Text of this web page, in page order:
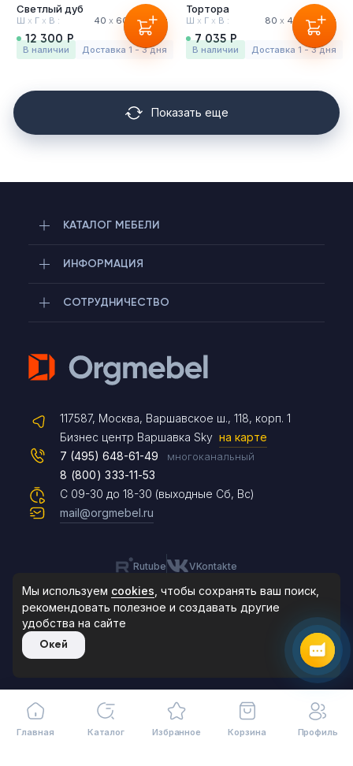
Светлый дуб
Ш х Г х В : 40 х60 195 см
12 300 Р
в наличии Доставка 1 - 3 дня
Тортора
Ш х Г х В : 80 х 44 х118 см
7 035 Р
в наличии Доставка 1 - 3 дня
Показать еще
Главная Каталог Избранное Корзина Профиль
КАТАЛОГ МЕБЕЛИ
ИНФОРМАЦИЯ
СОТРУДНИЧЕСТВО
117587, Москва, Варшавское ш., 118, корп. 1
Бизнес центр Варшавка Sky на карте
С 09-30 до 18-30 (выходные Сб, Вс)
7 (495) 648-61-49 многоканальный
8 (800) 333-11-53
mail@orgmebel.ru
Rutube VKontakte
Продажа офисной мебели.
Все права защищены.
Telegram
Max
Чат на сайте
8 (495) 183-47-87
По будням с 09:30 до 18:30
Мы используем cookies , чтобы сохранять ваш поиск,
рекомендовать полезное и создавать другие
удобства на сайте
Окей